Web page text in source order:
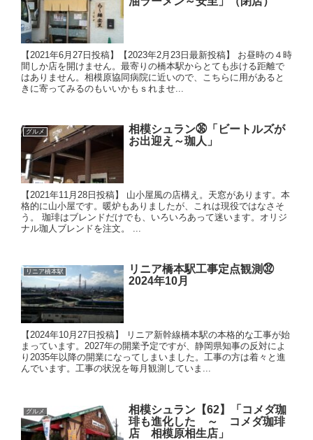
【2021年6月27日投稿】【2023年2月23日最新投稿】 お昼時の４時
間しか店を開けません。最寄りの橋本駅からとても歩ける距離で
はありません。相模原協同病院に近いので、こちらに用があると
きに寄ってみるのもいいかもｓれませ...
グルメ
相模シュラン㊱「ビートルズが
お出迎え～珈人」
【2021年11月28日投稿】 山小屋風の店構え。天窓があります。本
格的に山小屋です。暖炉もありましたが、これは現役ではなさそ
う。 珈琲はブレンドだけでも、いろいろあって迷います。オリジ
ナル珈人ブレンドを注文。 ...
リニア橋本駅
リニア橋本駅工事定点観測㉜
2024年10月
【2024年10月27日投稿】 リニア新幹線橋本駅の本格的な工事が始
まっています。2027年の開業予定ですが、静岡県知事の反対によ
り2035年以降の開業になってしまいました。工事の方は着々と進
んでいます。工事の状況を毎月観測していま...
グルメ
相模シュラン【62】「コメダ珈
琲も進化した ～ コメダ珈琲
店 相模原相生店」